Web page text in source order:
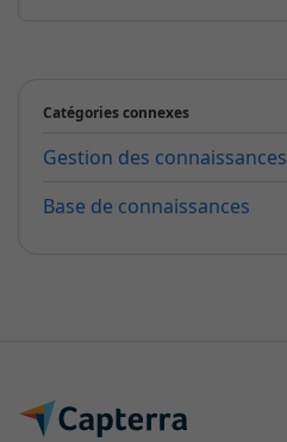
Catégories connexes
Gestion des connaissances
Base de connaissances